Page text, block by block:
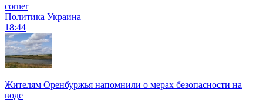
corner
Политика Украина
18:44
Жителям Оренбуржья напомнили о мерах безопасности на
воде